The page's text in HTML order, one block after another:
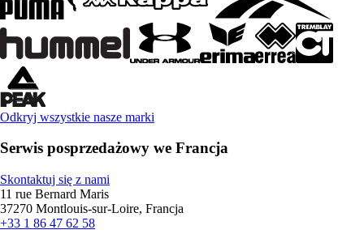
Odkryj wszystkie nasze marki
Serwis posprzedażowy we Francja
Skontaktuj się z nami
11 rue Bernard Maris
37270 Montlouis-sur-Loire, Francja
+33 1 86 47 62 58